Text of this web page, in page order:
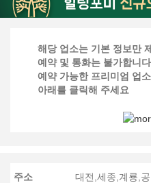
해당 업소는 기본 정보만
예약 및 통화는 불가합니
예약 가능한 프리미엄 업
아래를 클릭해 주세요
주소
대전,세종,계룡,